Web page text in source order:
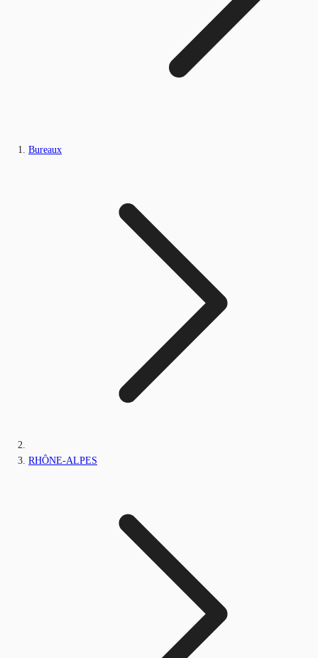
Bureaux
RHÔNE-ALPES